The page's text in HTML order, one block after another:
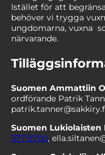
Istället för att
behöver vi trygga
ungdomarna, vuxna
närvarande.
Suomen Ammattiin
ordförande Patrik
Suomen Lukiolaisten
377 9700,